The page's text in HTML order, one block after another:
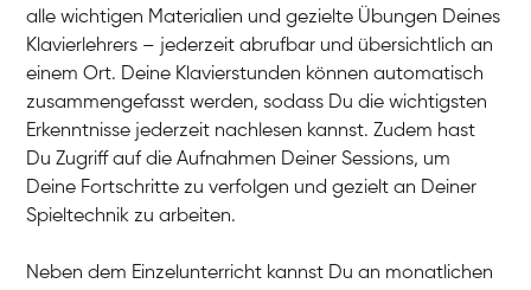
Klavier / Piano / Flügel
Klavier / Piano / Flügel
Hannes
Klavier / Piano / Flügel
Klavier / Piano / Flügel
alle wichtigen Materialien und gezielte Übungen Deines
Klavierlehrers – jederzeit abrufbar und übersichtlich an
einem Ort. Deine Klavierstunden können automatisch
zusammengefasst werden, sodass Du die wichtigsten
Erkenntnisse jederzeit nachlesen kannst. Zudem hast
Du Zugriff auf die Aufnahmen Deiner Sessions, um
Deine Fortschritte zu verfolgen und gezielt an Deiner
Spieltechnik zu arbeiten.
Neben dem Einzelunterricht kannst Du an monatlichen